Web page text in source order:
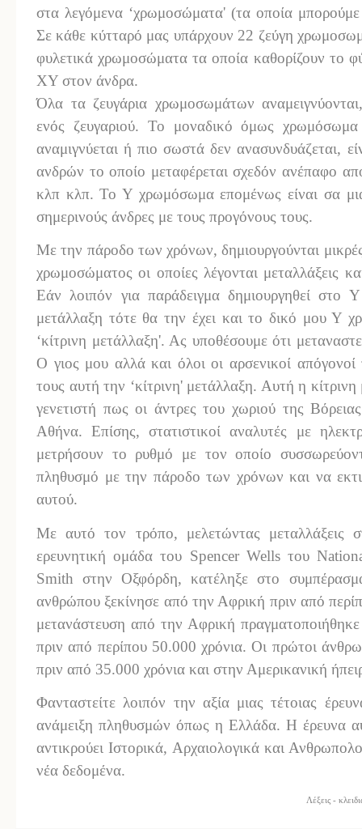
στα λεγόμενα ‘χρωμοσώματα' (τα οποία
Σε κάθε κύτταρό μας υπάρχουν 22 ζεύγη
φυλετικά χρωμοσώματα τα οποία καθορίζουν το
ΧΥ στον άνδρα.
Όλα τα ζευγάρια χρωμοσωμάτων
ενός ζευγαριού. Το μοναδικό όμως
αναμιγνύεται ή πιο σωστά δεν ανασυνδυάζεται,
ανδρών το οποίο μεταφέρεται σχεδόν ανέπαφο
κλπ κλπ. Το Υ χρωμόσωμα επομένως είναι σα
σημερινούς άνδρες με τους προγόνους τους.
Με την πάροδο των χρόνων, δημιουργούνται
χρωμοσώματος οι οποίες λέγονται μεταλλάξεις
Εάν λοιπόν για παράδειγμα δημιουργηθεί
μετάλλαξη τότε θα την έχει και το δικό μου Υ
‘κίτρινη μετάλλαξη'. Ας υποθέσουμε ότι
Ο γιος μου αλλά και όλοι οι αρσενικοί
τους αυτή την ‘κίτρινη' μετάλλαξη. Αυτή η
γενετιστή πως οι άντρες του χωριού της
Αθήνα. Επίσης, στατιστικοί αναλυτές με
μετρήσουν το ρυθμό με τον οποίο
πληθυσμό με την πάροδο των χρόνων και να
αυτού.
Με αυτό τον τρόπο, μελετώντας
ερευνητική ομάδα του Spencer Wells του
Smith στην Οξφόρδη, κατέληξε στο
ανθρώπου ξεκίνησε από την Αφρική πριν από
μετανάστευση από την Αφρική
πριν από περίπου 50.000 χρόνια. Οι πρώτοι
πριν από 35.000 χρόνια και στην Αμερικανική
Φανταστείτε λοιπόν την αξία μιας τέτοιας
ανάμειξη πληθυσμών όπως η Ελλάδα. Η έρευνα
αντικρούει Ιστορικά, Αρχαιολογικά και
νέα δεδομένα.
Λέξεις -